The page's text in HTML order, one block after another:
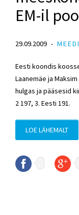
EM-il
29.09.2009
Eesti koondis
Laanemäe ja
hulgas ja pääsesid
2 197, 3. Eesti 191.
LOE LÄHEMALT